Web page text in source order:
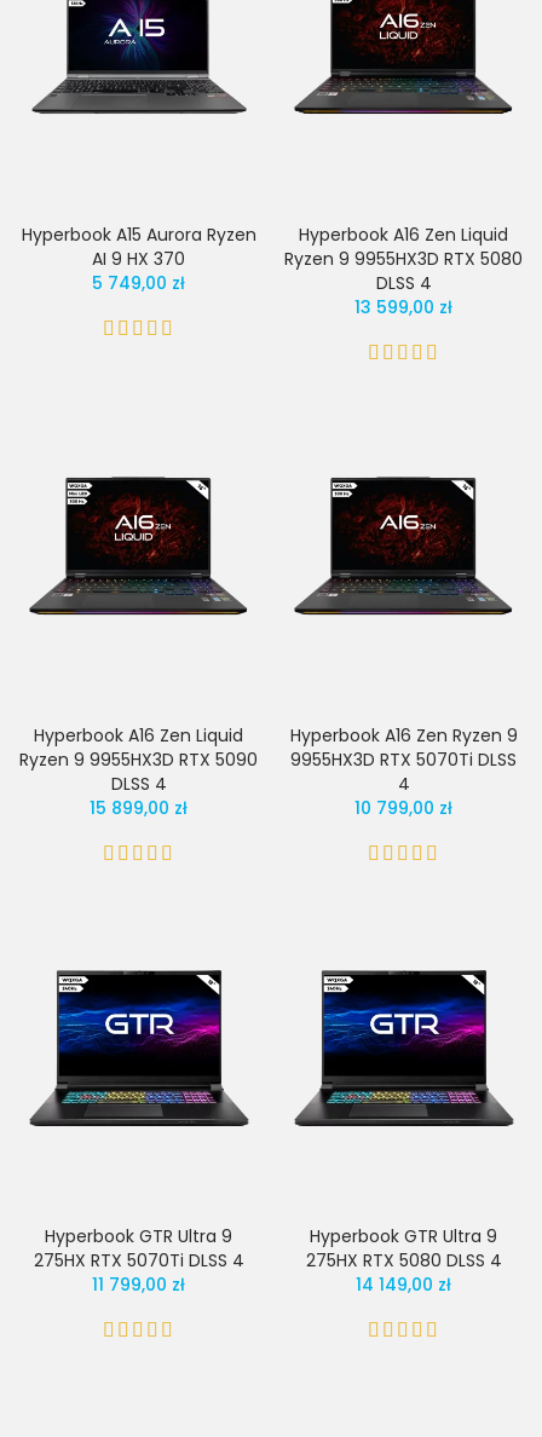
Hyperbook A15 Aurora Ryzen
AI 9 HX 370
5 749,00 zł
Hyperbook A16 Zen Liquid
Ryzen 9 9955HX3D RTX 5080
DLSS 4
13 599,00 zł
Hyperbook A16 Zen Liquid
Ryzen 9 9955HX3D RTX 5090
DLSS 4
15 899,00 zł
Hyperbook A16 Zen Ryzen 9
9955HX3D RTX 5070Ti DLSS
4
10 799,00 zł
Hyperbook GTR Ultra 9
275HX RTX 5070Ti DLSS 4
11 799,00 zł
Hyperbook GTR Ultra 9
275HX RTX 5080 DLSS 4
14 149,00 zł